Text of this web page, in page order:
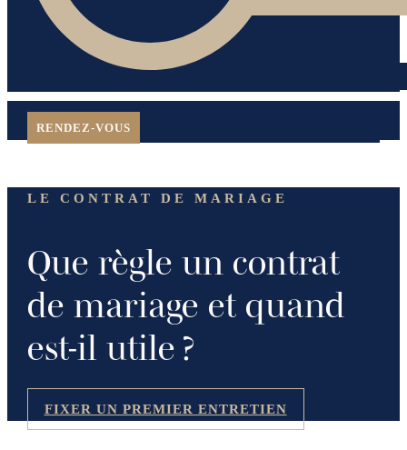
RENDEZ-VOUS
LE CONTRAT DE MARIAGE
Que règle un contrat
de mariage et quand
est-il utile ?
FIXER UN PREMIER ENTRETIEN